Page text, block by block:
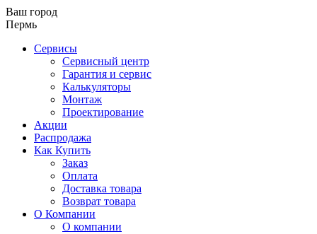
Ваш город
Пермь
Сервисы
Сервисный центр
Гарантия и сервис
Калькуляторы
Монтаж
Проектирование
Акции
Распродажа
Как Купить
Заказ
Оплата
Доставка товара
Возврат товара
О Компании
О компании